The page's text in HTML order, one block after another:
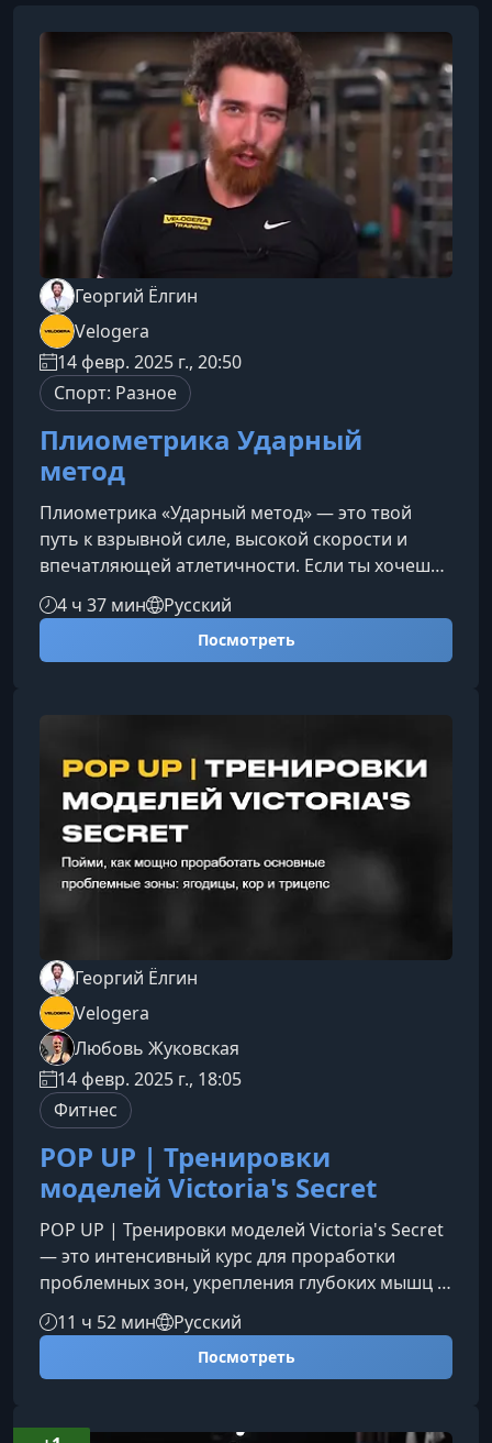
Георгий Ёлгин
Velogera
14 февр. 2025 г., 20:50
Спорт: Разное
Плиометрика Ударный
метод
Плиометрика «Ударный метод» — это твой
путь к взрывной силе, высокой скорости и
впечатляющей атлетичности. Если ты хочешь
вывести тренировки на новый уровень и
получить реальный, ощутимый прогресс, этот
курс станет мощным толчком вперед.Что тебя
ждет в курсеВнутри курса ты найдешь
развитию взрывной силы через плиометрику и
упражнений — ты поймешь, как работает те
4 ч 37 мин Русский
Посмотреть
Георгий Ёлгин
Velogera
Любовь Жуковская
14 февр. 2025 г., 18:05
Фитнес
POP UP | Тренировки
моделей Victoria's Secret
POP UP | Тренировки моделей Victoria's Secret
— это интенсивный курс для проработки
проблемных зон, укрепления глубоких мышц и
создания стройного, подтянутого тела.
Методика основана на тренировочной
системе моделей Victoria’s Secret и подойдет
11 ч 52 мин Русский
Посмотреть